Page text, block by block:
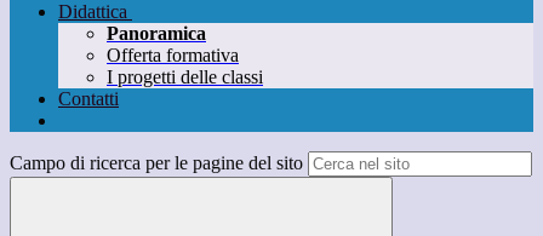
Didattica
Panoramica
Offerta formativa
I progetti delle classi
Contatti
Campo di ricerca per le pagine del sito